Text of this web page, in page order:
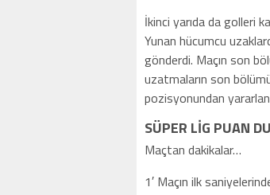
İkinci yarıda da golleri
Yunan hücumcu
gönderdi. Maçın son
uzatmaların son
pozisyonundan
SÜPER LİG PUAN
Maçtan dakikalar…
1′ Maçın ilk